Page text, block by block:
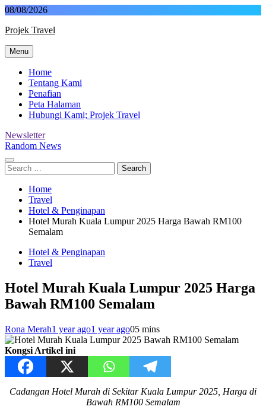
Skip
content
08/08/2026
Projek Travel
Malaysia Travel Portal
Menu
Home
Tentang Kami
Penafian
Peta Halaman
Hubungi Kami; Projek Travel
Newsletter
Random News
Search
for:
Home
Travel
Hotel & Penginapan
Hotel Murah Kuala Lumpur 2025 Harga Bawah RM100
Semalam
Hotel & Penginapan
Travel
Hotel Murah Kuala Lumpur 2025 Harga
Bawah RM100 Semalam
Rona Merah1 year ago1 year ago05 mins
Kongsi Artikel ini
Cadangan Hotel Murah di Sekitar Kuala Lumpur 2025, Harga di
Bawah RM100 Semalam